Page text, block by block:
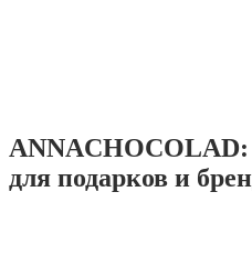
для подарков и